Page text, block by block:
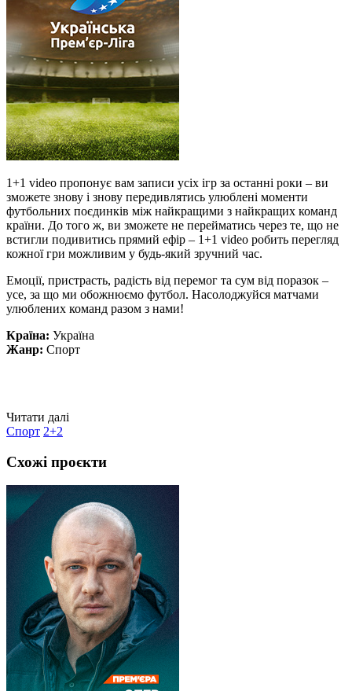
1+1 video пропонує вам записи усіх ігр за останні роки – ви
зможете знову і знову передивлятись улюблені моменти
футбольних поєдинків між найкращими з найкращих команд
країни. До того ж, ви зможете не перейматись через те, що не
встигли подивитись прямий ефір – 1+1 video робить перегляд
кожної гри можливим у будь-який зручний час.
Емоції, пристрасть, радість від перемог та сум від поразок –
усе, за що ми обожнюємо футбол. Насолоджуйся матчами
улюблених команд разом з нами!
Країна: Україна
Жанр: Спорт
Читати далі
Спорт 2+2
Схожі проєкти